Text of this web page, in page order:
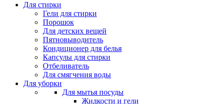
Для стирки
Гели для стирки
Порошок
Для детских вещей
Пятновыводитель
Кондиционер для белья
Капсулы для стирки
Отбеливатель
Для смягчения воды
Для уборки
Для мытья посуды
Жидкости и гели